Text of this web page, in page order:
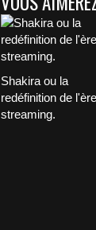
Shakira ou la
redéfinition de
streaming.